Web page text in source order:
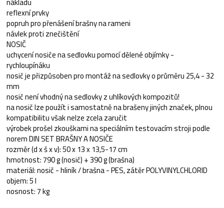
reflexní prvky
popruh pro přenášení brašny na rameni
návlek proti znečištění
NOSIČ
uchycení nosiče na sedlovku pomocí dělené objímky -
rychloupínáku
nosič je přizpůsoben pro montáž na sedlovky o průměru 25,4 - 32
mm
nosič není vhodný na sedlovky z uhlíkových kompozitů!
na nosič lze použít i samostatně na brašeny jiných značek, plnou
kompatibilitu však nelze zcela zaručit
výrobek prošel zkouškami na speciálním testovacím stroji podle
norem DIN SET BRAŠNY A NOSIČE
rozměr (d x š x v): 50 x 13 x 13,5-17 cm
hmotnost: 790 g (nosič) + 390 g (brašna)
materiál: nosič - hliník / brašna - PES, zátěr POLYVINYLCHLORID
objem: 5 l
nosnost: 7 kg